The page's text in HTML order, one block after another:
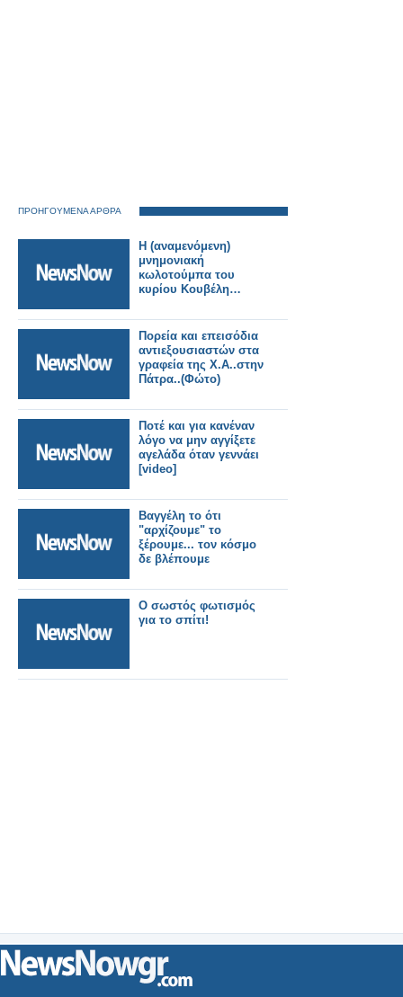
ΠΡΟΗΓΟΥΜΕΝΑ ΑΡΘΡΑ
Η (αναμενόμενη)
μνημονιακή
κωλοτούμπα του
κυρίου Κουβέλη…
Πορεία και επεισόδια
αντιεξουσιαστών στα
γραφεία της Χ.Α..στην
Πάτρα..(Φώτο)
Ποτέ και για κανέναν
λόγο να μην αγγίξετε
αγελάδα όταν γεννάει
[video]
Βαγγέλη το ότι
"αρχίζουμε" το
ξέρουμε... τον κόσμο
δε βλέπουμε
Ο σωστός φωτισμός
για το σπίτι!